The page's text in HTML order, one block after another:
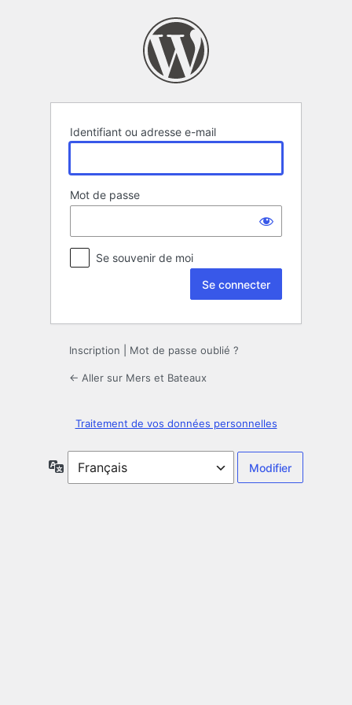
Identifiant ou adresse e-mail
Mot de passe
Se souvenir de moi
Inscription Mot de passe oublié ?
← Aller sur Mers et Bateaux
Traitement de vos données personnelles
Langue